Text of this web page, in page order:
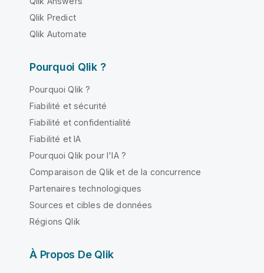
Qlik Predict
Qlik Automate
Pourquoi Qlik ?
Pourquoi Qlik ?
Fiabilité et sécurité
Fiabilité et confidentialité
Fiabilité et IA
Pourquoi Qlik pour l'IA ?
Comparaison de Qlik et de la concurrence
Partenaires technologiques
Sources et cibles de données
Régions Qlik
À Propos De Qlik